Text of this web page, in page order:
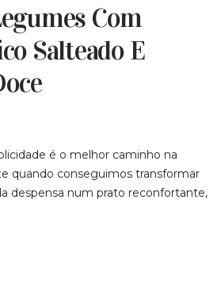
Com
Salteado E
é o melhor caminho na
quando conseguimos transformar
despensa num prato reconfortante,